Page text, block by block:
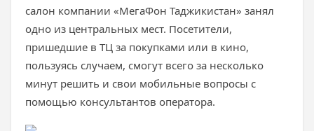
салон компании «МегаФон Таджикистан» занял
одно из центральных мест. Посетители,
пришедшие в ТЦ за покупками или в кино,
пользуясь случаем, смогут всего за несколько
минут решить и свои мобильные вопросы с
помощью консультантов оператора.